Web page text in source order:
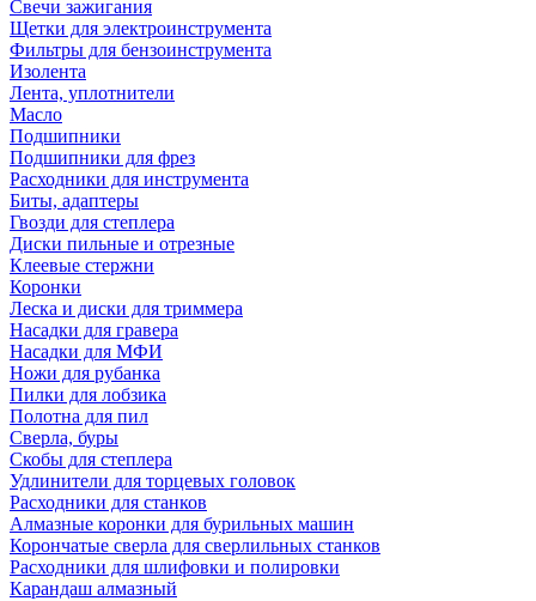
Свечи зажигания
Щетки для электроинструмента
Фильтры для бензоинструмента
Изолента
Лента, уплотнители
Масло
Подшипники
Подшипники для фрез
Расходники для инструмента
Биты, адаптеры
Гвозди для степлера
Диски пильные и отрезные
Клеевые стержни
Коронки
Леска и диски для триммера
Насадки для гравера
Насадки для МФИ
Ножи для рубанка
Пилки для лобзика
Полотна для пил
Сверла, буры
Скобы для степлера
Удлинители для торцевых головок
Расходники для станков
Алмазные коронки для бурильных машин
Корончатые сверла для сверлильных станков
Расходники для шлифовки и полировки
Карандаш алмазный